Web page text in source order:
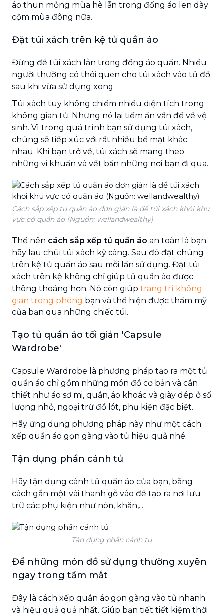
áo thun mỏng mùa hè lẫn trong đống áo len dày
cộm mùa đông nữa.
Đặt túi xách trên kệ tủ quần áo
Đừng để túi xách lẫn trong đống áo quần. Nhiều
người thường có thói quen cho túi xách vào tủ đồ
sau khi vừa sử dụng xong.
Túi xách tuy không chiếm nhiều diện tích trong
không gian tủ. Nhưng nó lại tiềm ẩn vấn đề về vệ
sinh. Vì trong quá trình bạn sử dụng túi xách,
chúng sẽ tiếp xúc với rất nhiều bề mặt khác
nhau. Khi bạn trở về, túi xách sẽ mang theo
những vi khuẩn và vết bẩn những nơi bạn đi qua.
Cách sắp xếp tủ quần áo đơn giản là để túi xách khỏi khu
vực có quần áo (Nguồn: wellandwealthy)
Thế nên cách sắp xếp tủ quần áo an toàn là bạn
hãy lau chùi túi xách kỹ càng. Sau đó đặt chúng
trên kệ tủ quần áo sau mỗi lần sử dụng. Đặt túi
xách trên kệ không chỉ giúp tủ quần áo được
thông thoáng hơn. Nó còn giúp trang trí không
gian trong phòng bạn và thể hiện được thẩm mỹ
của bạn qua những chiếc túi.
Tạo tủ quần áo tối giản 'Capsule
Wardrobe'
Capsule Wardrobe là phương pháp tạo ra một tủ
quần áo chỉ gồm những món đồ cơ bản và cần
thiết như áo sơ mi, quần, áo khoác và giày dép ở số
lượng nhỏ, ngoại trừ đồ lót, phụ kiện đặc biệt.
Hãy ứng dụng phương pháp này như một cách
xếp quần áo gọn gàng vào tủ hiệu quả nhé.
Tận dụng phần cánh tủ
Hãy tận dụng cánh tủ quần áo của bạn, bằng
cách gắn một vài thanh gỗ vào để tạo ra nơi lưu
trữ các phụ kiện như nón, khăn,...
Tận dụng phần cánh tủ
Để những món đồ sử dụng thường xuyên
ngay trong tầm mắt
Đây là cách xếp quần áo gọn gàng vào tủ nhanh
và hiệu quả quả nhất. Giúp bạn tiết tiết kiệm thời